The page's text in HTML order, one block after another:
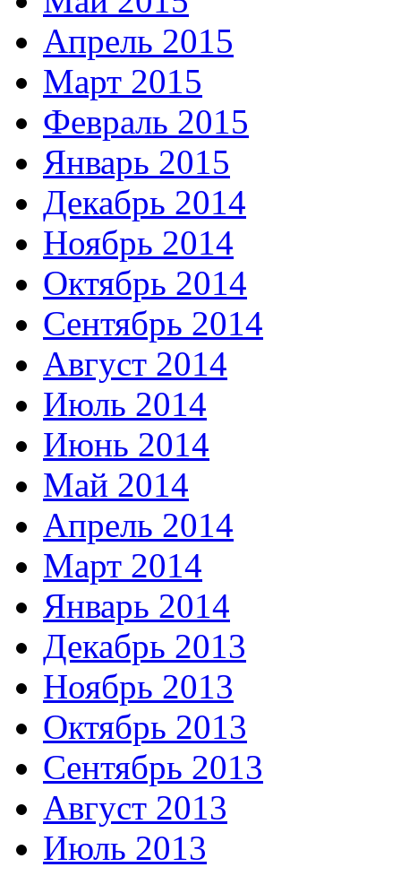
Апрель 2015
Март 2015
Февраль 2015
Январь 2015
Декабрь 2014
Ноябрь 2014
Октябрь 2014
Сентябрь 2014
Август 2014
Июль 2014
Июнь 2014
Май 2014
Апрель 2014
Март 2014
Январь 2014
Декабрь 2013
Ноябрь 2013
Октябрь 2013
Сентябрь 2013
Август 2013
Июль 2013